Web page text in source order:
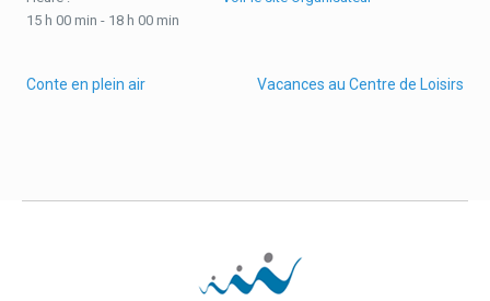
15 h 00 min - 18 h 00 min
Conte en plein air Vacances au Centre de Loisirs